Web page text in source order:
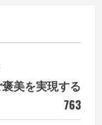
褒美を実現する
763